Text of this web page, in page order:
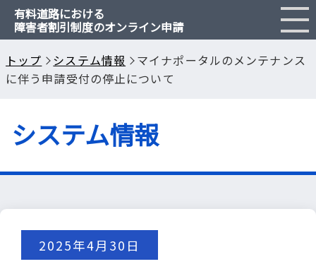
有料道路における
障害者割引制度のオンライン申請
障害者割引とは
Q & A
トップ システム情報
マイナポータルのメンテナンス
に伴う申請受付の停止について
システム情報
2025年4月30日